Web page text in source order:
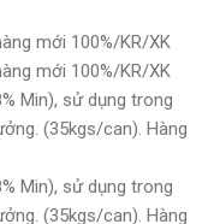
mới 100%/KR/XK
mới 100%/KR/XK
Min), sử dụng trong
(35kgs/can). Hàng
Min), sử dụng trong
(35kgs/can). Hàng